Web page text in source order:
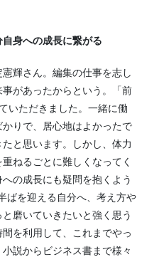
身への成長に繋がる
輝さん。編集の仕事を志し
があったからという。「前
いただきました。一緒に働
りで、居心地はよかったで
と思います。しかし、体力
ねるごとに難しくなってく
の成長にも疑問を抱くよう
ばを迎える自分へ、考え方や
磨いていきたいと強く思う
を利用して、これまでやっ
説からビジネス書まで様々